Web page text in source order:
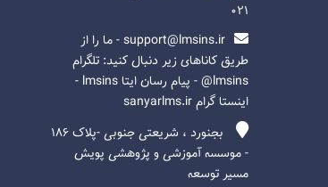
021
support@lmsins.ir - ما را از
طریق کاناهای زیر دنبال کنید: تلگرام
lmsins@ - پیام رسان ایتا lmsins -
اینستا گرام sanyarlms.ir
بجنورد ، شریعتی جنوبی -پلاک ۱۸۶
- موسسه آموزشی و پژوهشی پویش
مسیر توسعه